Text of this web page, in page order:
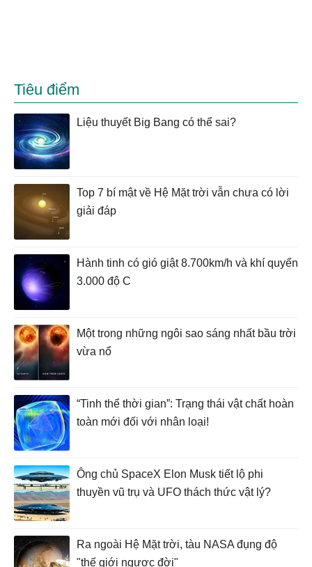
Tiêu điểm
Liệu thuyết Big Bang có thể sai?
Top 7 bí mật về Hệ Mặt trời vẫn chưa có lời
giải đáp
Hành tinh có gió giật 8.700km/h và khí quyển
3.000 độ C
Một trong những ngôi sao sáng nhất bầu trời
vừa nổ
“Tinh thể thời gian”: Trạng thái vật chất hoàn
toàn mới đối với nhân loại!
Ông chủ SpaceX Elon Musk tiết lộ phi
thuyền vũ trụ và UFO thách thức vật lý?
Ra ngoài Hệ Mặt trời, tàu NASA đụng độ
"thế giới ngược đời"